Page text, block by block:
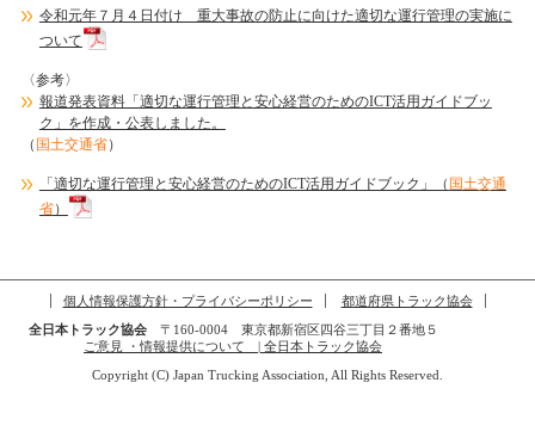
令和元年７月４日付け 重大事故の防止に向けた適切な運行管理の実施に
ついて
〈参考〉
報道発表資料「適切な運行管理と安心経営のためのICT活用ガイドブッ
ク」を作成・公表しました。
（ 国土交通省）
「適切な運行管理と安心経営のためのICT活用ガイドブック」（ 国土交通
省）
個人情報保護方針・プライバシーポリシー
都道府県トラック協会
全日本トラック協会〒160-0004 東京都新宿区四谷三丁目２番地５
ご意見 ・情報提供について | 全日本トラック協会
Copyright (C) Japan Trucking Association, All Rights Reserved.